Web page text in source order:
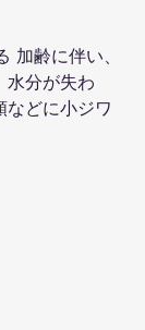
加齢に伴い、
水分が失わ
などに小ジワ